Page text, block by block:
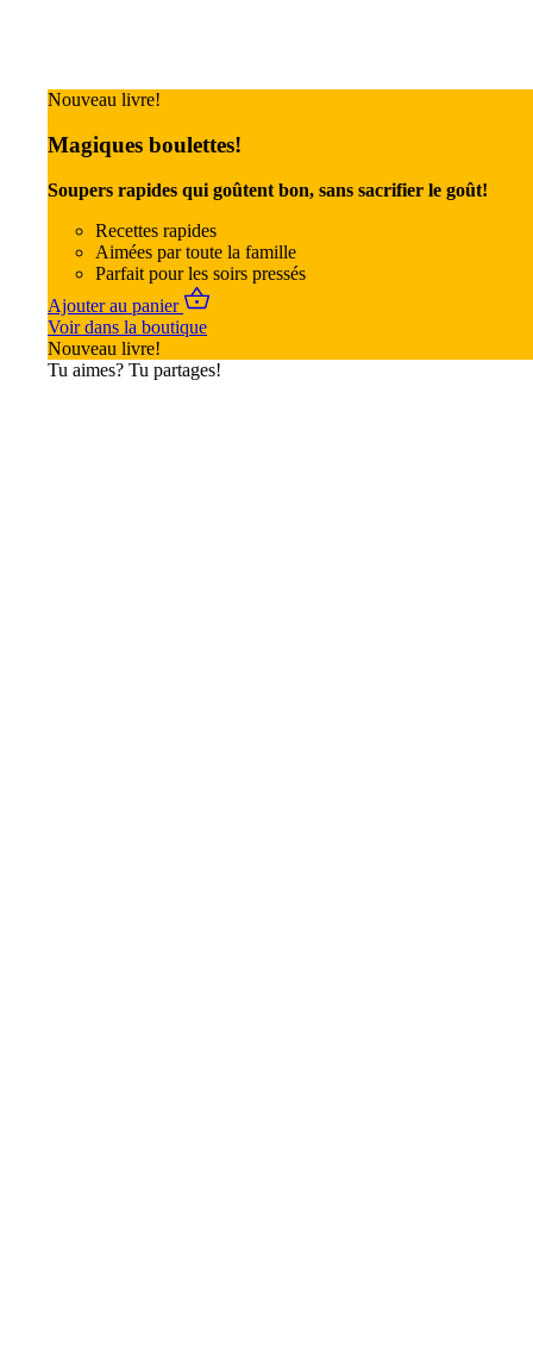
Nouveau livre!
Magiques boulettes!
Soupers rapides qui goûtent bon, sans sacrifier le goût!
Recettes rapides
Aimées par toute la famille
Parfait pour les soirs pressés
Ajouter au panier
Voir dans la boutique
Nouveau livre!
Tu aimes? Tu partages!